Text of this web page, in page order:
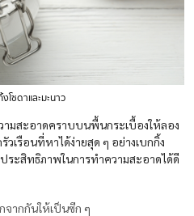
โซดาและมะนาว
ามสะอาดคราบบนพื้นกระเบื้องให้ลอง
วเรือนที่หาได้ง่ายสุด ๆ อย่างเบกกิ้ง
ระสิทธิภาพในการทำความสะอาดได้ดี
จากกันให้เป็นซีก ๆ